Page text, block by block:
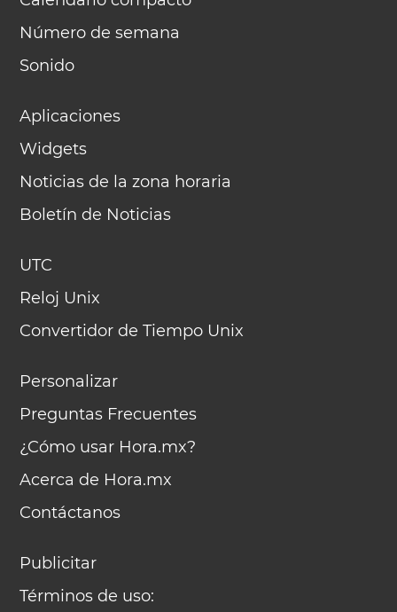
Número de semana
Sonido
Aplicaciones
Widgets
Noticias de la zona horaria
Boletín de Noticias
UTC
Reloj Unix
Convertidor de Tiempo Unix
Personalizar
Preguntas Frecuentes
¿Cómo usar Hora.mx?
Acerca de Hora.mx
Contáctanos
Publicitar
Términos de uso: